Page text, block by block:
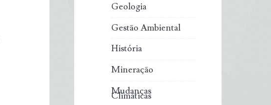
Geologia
Gestão Ambiental
História
Mineração
Mudanças
Climáticas